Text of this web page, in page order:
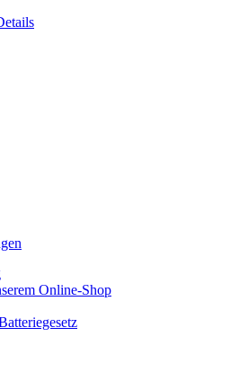
Online-Shop